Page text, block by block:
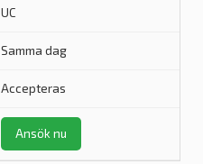
UC
Samma dag
Accepteras
Ansök nu